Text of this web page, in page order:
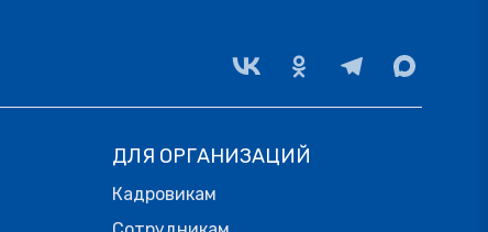
ДЛЯ ОРГАНИЗАЦИЙ
Кадровикам